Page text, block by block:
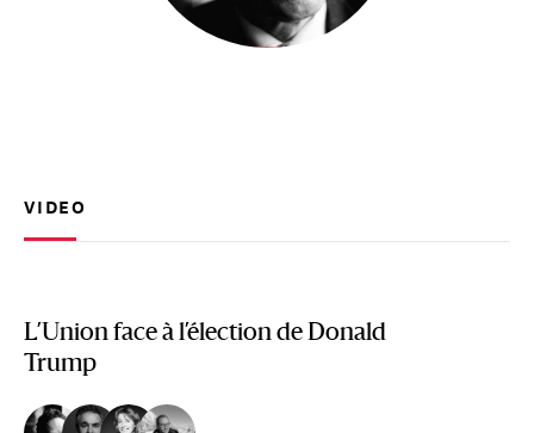
VIDEO
L’Union face à l’élection de Donald
Trump